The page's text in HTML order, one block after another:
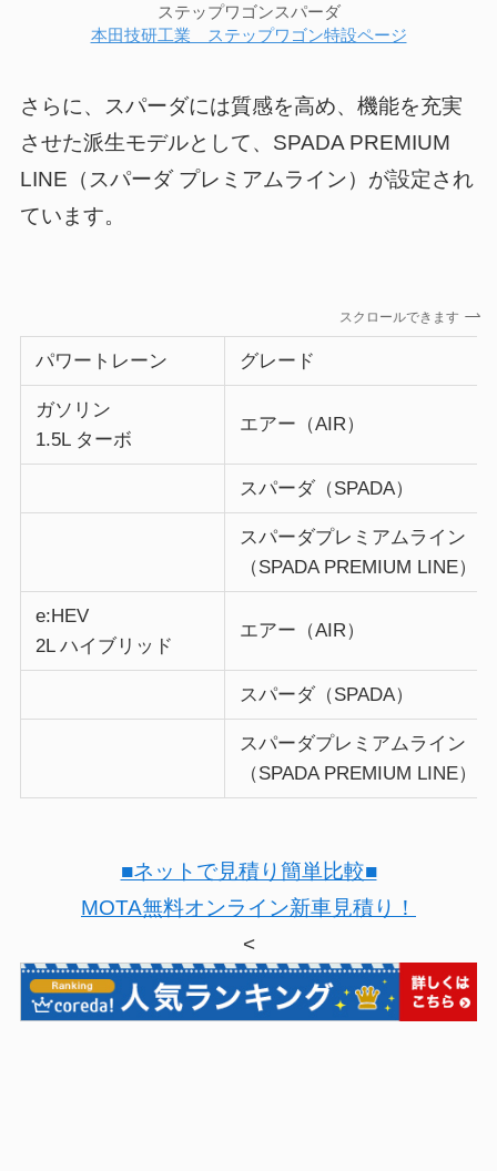
ステップワゴンスパーダ
本田技研工業 ステップワゴン特設ページ
さらに、スパーダには質感を高め、機能を充実
させた派生モデルとして、SPADA PREMIUM
LINE（スパーダ プレミアムライン）が設定され
ています。
スクロールできます
パワートレーン グレード
ガソリン
1.5L ターボ
エアー（AIR）
スパーダ（SPADA）
スパーダプレミアムライン
（SPADA PREMIUM LINE）
e:HEV
2L ハイブリッド
エアー（AIR）
スパーダ（SPADA）
スパーダプレミアムライン
（SPADA PREMIUM LINE）
■ネットで見積り簡単比較■
MOTA無料オンライン新車見積り！
<